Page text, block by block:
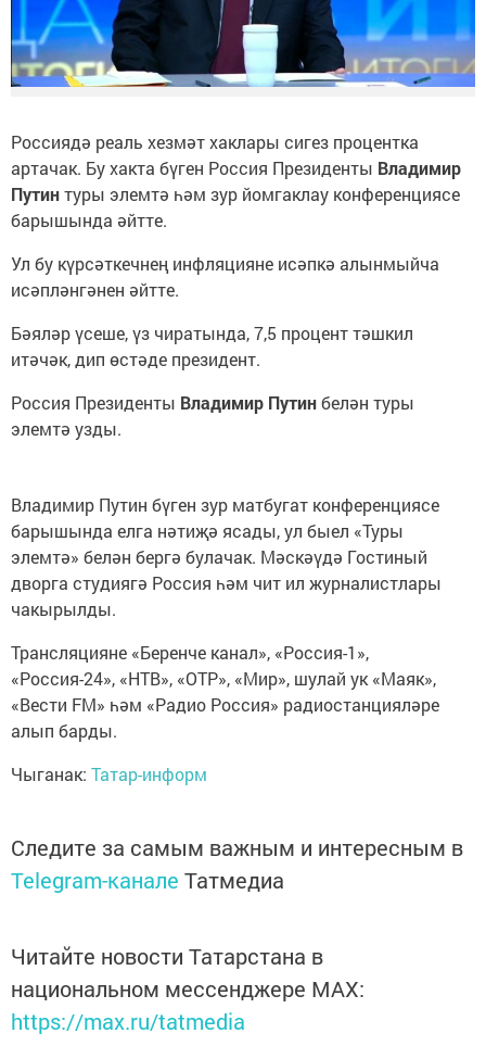
Россиядә реаль хезмәт хаклары сигез процентка
артачак. Бу хакта бүген Россия Президенты Владимир
Путинтуры элемтә һәм зур йомгаклау конференциясе
барышында әйтте.
Ул бу күрсәткечнең инфляцияне исәпкә алынмыйча
исәпләнгәнен әйтте.
Бәяләр үсеше, үз чиратында, 7,5 процент тәшкил
итәчәк, дип өстәде президент.
Россия Президенты Владимир Путинбелән туры
элемтә узды.
Владимир Путин бүген зур матбугат конференциясе
барышында елга нәтиҗә ясады, ул быел «Туры
элемтә» белән бергә булачак. Мәскәүдә Гостиный
дворга студиягә Россия һәм чит ил журналистлары
чакырылды.
Трансляцияне «Беренче канал», «Россия-1»,
«Россия-24», «НТВ», «ОТР», «Мир», шулай ук «Маяк»,
«Вести FM» һәм «Радио Россия» радиостанцияләре
алып барды.
Чыганак: Татар-информ
Следите за самым важным и интересным в
Telegram-канале Татмедиа
Читайте новости Татарстана в
национальном мессенджере MАХ:
https://max.ru/tatmedia